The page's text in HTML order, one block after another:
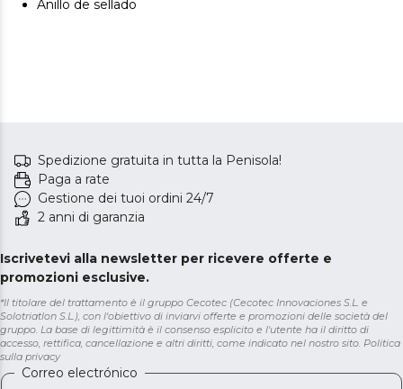
Anillo de sellado
Spedizione gratuita in tutta la Penisola!
Paga a rate
Gestione dei tuoi ordini 24/7
2 anni di garanzia
Iscrivetevi alla newsletter per ricevere offerte e
promozioni esclusive.
*Il titolare del trattamento è il gruppo Cecotec (Cecotec Innovaciones S.L. e
Solotriatlon S.L.), con l'obiettivo di inviarvi offerte e promozioni delle società del
gruppo. La base di legittimità è il consenso esplicito e l'utente ha il diritto di
accesso, rettifica, cancellazione e altri diritti, come indicato nel nostro sito. Politica
sulla privacy
Correo electrónico